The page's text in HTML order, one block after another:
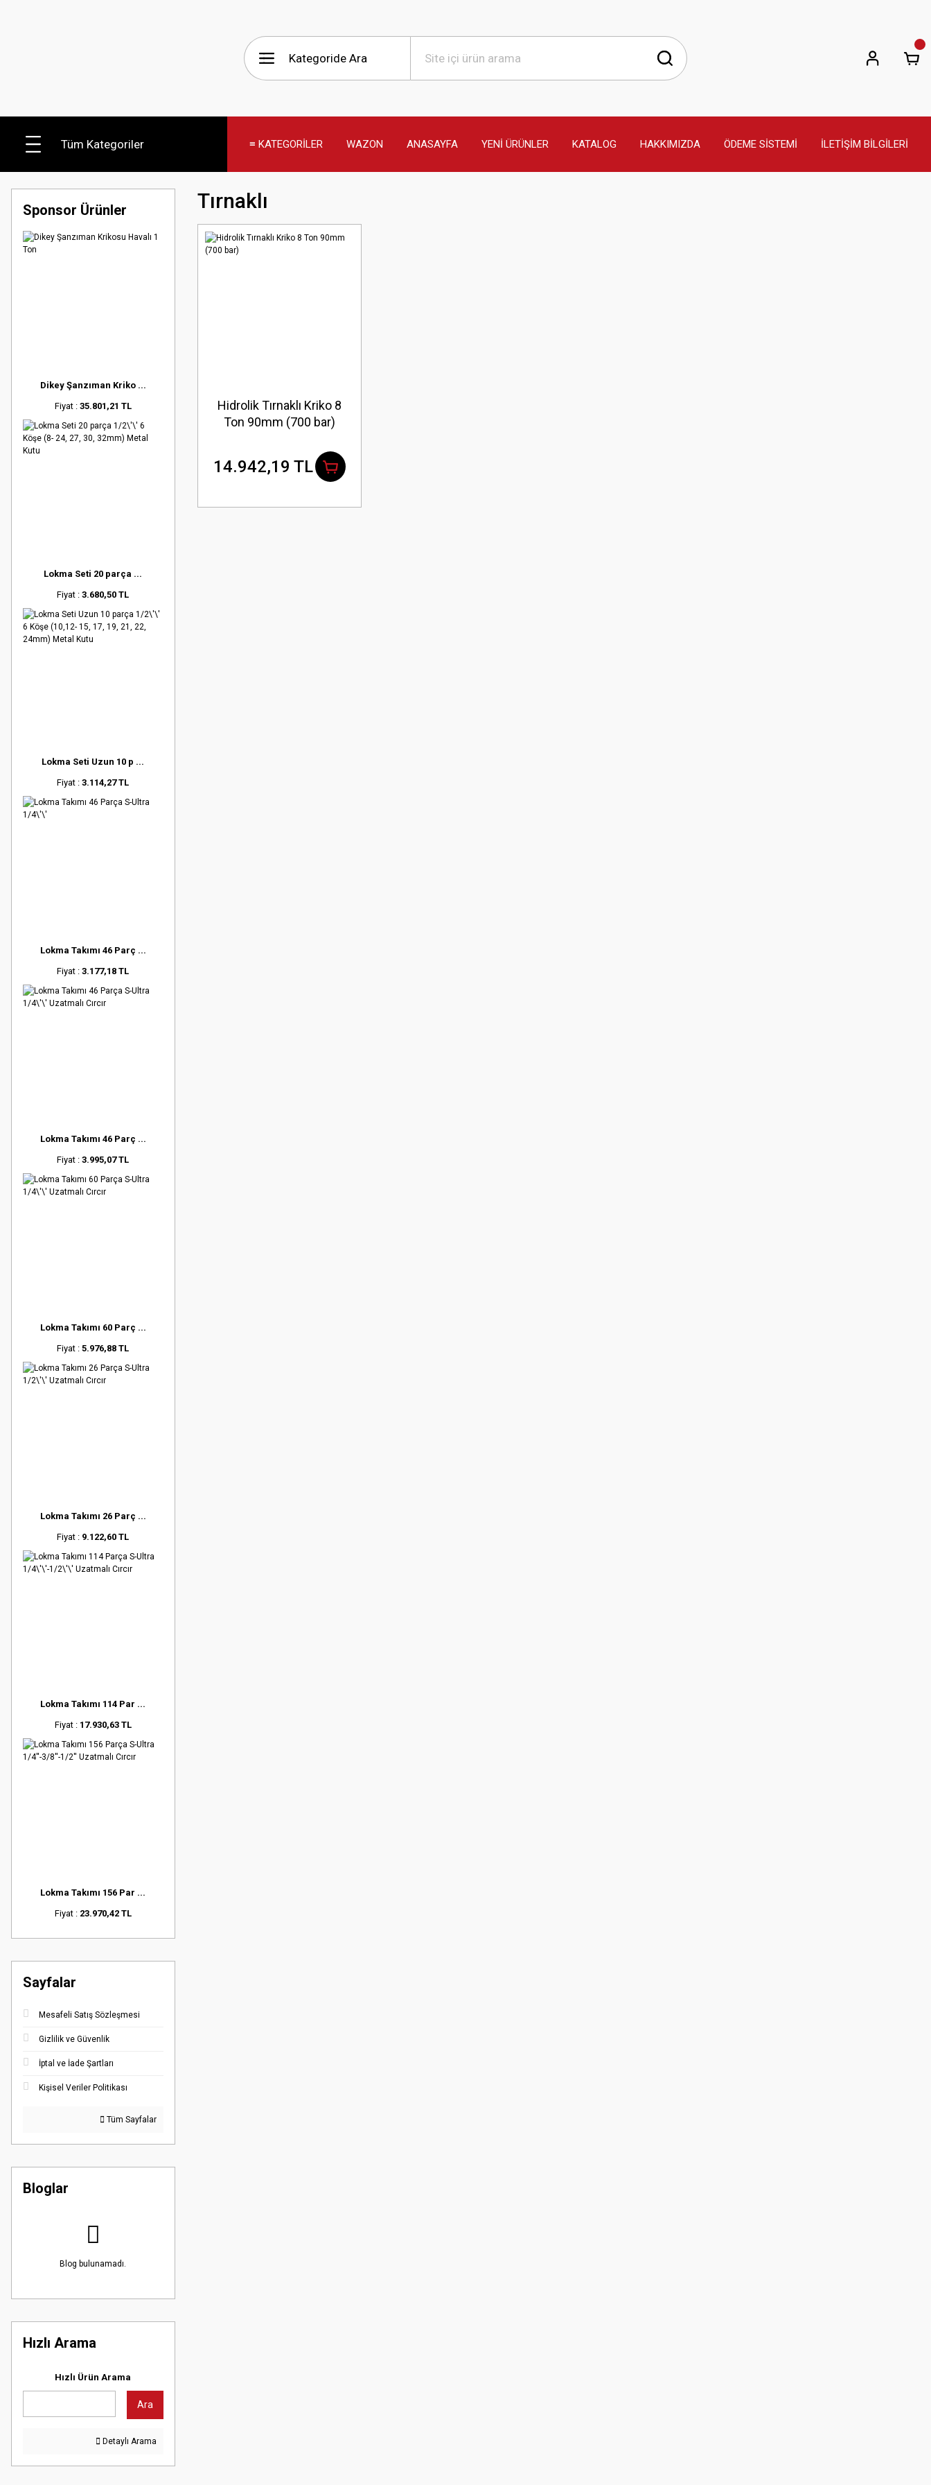
Tüm Kategoriler ≡ KATEGORİLER WAZON ANASAYFA YENİ ÜRÜNLER KATALOG HAKKIMIZDA ÖDEME SİSTEMİ İLETİŞİM BİLGİLERİ
Sponsor Ürünler
Dikey Şanzıman Kriko ...
Fiyat : 35.801,21 TL
Lokma Seti 20 parça ...
Fiyat :3.680,50 TL
Lokma Seti Uzun 10 p ...
Fiyat :3.114,27 TL
Lokma Takımı 46 Parç ...
Fiyat :3.177,18 TL
Lokma Takımı 46 Parç ...
Fiyat :3.995,07 TL
Lokma Takımı 60 Parç ...
Fiyat :5.976,88 TL
Lokma Takımı 26 Parç ...
Fiyat : 9.122,60 TL
Lokma Takımı 114 Par ...
Fiyat : 17.930,63 TL
Lokma Takımı 156 Par ...
Fiyat : 23.970,42 TL
Sayfalar
Mesafeli Satış Sözleşmesi
Gizlilik ve Güvenlik
İptal ve İade Şartları
Kişisel Veriler Politikası
Tüm Sayfalar
Bloglar
Blog bulunamadı.
Hızlı Arama
Hızlı Ürün Arama
Ara
Detaylı Arama
Tırnaklı
Hidrolik Tırnaklı Kriko 8
Ton 90mm (700 bar)
14.942,19 TL